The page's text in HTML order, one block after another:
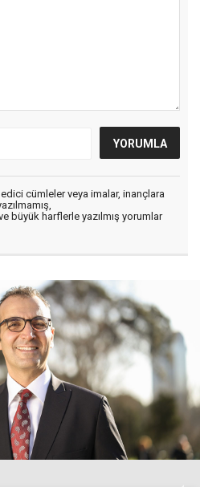
cümleler veya imalar, inançlara
büyük harflerle yazılmış yorumlar